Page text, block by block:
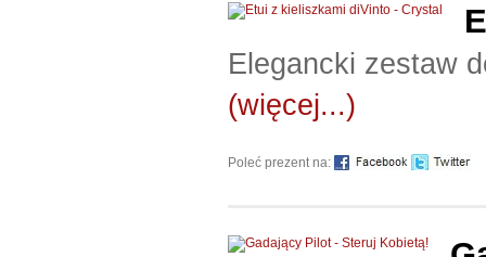
Elegancki zestaw
(więcej...)
Poleć prezent na: